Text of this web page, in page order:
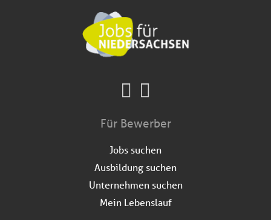
Für Bewerber
Jobs suchen
Ausbildung suchen
Unternehmen suchen
Mein Lebenslauf